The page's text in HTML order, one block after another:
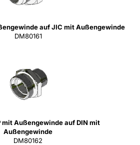
auf JIC mit Außengewinde
DM80161
mit Außengewinde auf DIN mit
Außengewinde
DM80162